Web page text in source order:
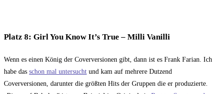
Platz 8: Girl You Know It’s True – Milli Vanilli
Wenn es einen König der Coverversionen gibt, dann ist es Frank Farian. Ich
habe das schon mal untersucht und kam auf mehrere Dutzend
Coverversionen, darunter die größten Hits der Gruppen die er produzierte.